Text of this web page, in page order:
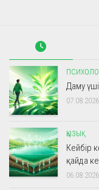
Даму
07.08.2026
ҚЫЗЫҚ
Кейбір
қайда
06.08.2026